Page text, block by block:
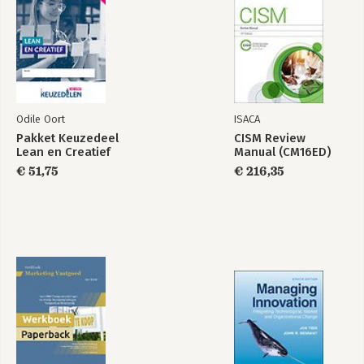
Odile Oort
Pakket Keuzedeel
Lean en Creatief
€ 51,75
ISACA
CISM Review
Manual (CM16ED)
€ 216,35